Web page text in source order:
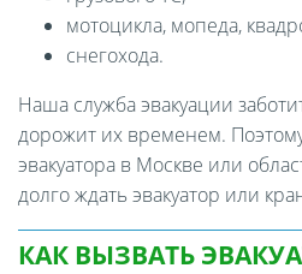
мотоцикла, мопеда,
снегохода.
Наша служба эвакуации
дорожит их временем.
эвакуатора в Москве или
долго ждать эвакуатор или
КАК ВЫЗВАТЬ